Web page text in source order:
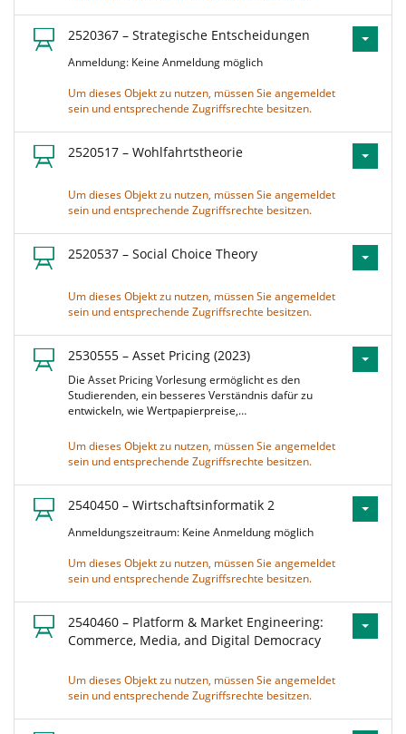
2520367 – Strategische Entscheidungen
Anmeldung: Keine Anmeldung möglich
Um dieses Objekt zu nutzen, müssen Sie angemeldet
sein und entsprechende Zugriffsrechte besitzen.
2520517 – Wohlfahrtstheorie
Um dieses Objekt zu nutzen, müssen Sie angemeldet
sein und entsprechende Zugriffsrechte besitzen.
2520537 – Social Choice Theory
Um dieses Objekt zu nutzen, müssen Sie angemeldet
sein und entsprechende Zugriffsrechte besitzen.
2530555 – Asset Pricing (2023)
Die Asset Pricing Vorlesung ermöglicht es den
Studierenden, ein besseres Verständnis dafür zu
entwickeln, wie Wertpapierpreise,…
Um dieses Objekt zu nutzen, müssen Sie angemeldet
sein und entsprechende Zugriffsrechte besitzen.
2540450 – Wirtschaftsinformatik 2
Anmeldungszeitraum: Keine Anmeldung möglich
Um dieses Objekt zu nutzen, müssen Sie angemeldet
sein und entsprechende Zugriffsrechte besitzen.
2540460 – Platform & Market Engineering:
Commerce, Media, and Digital Democracy
Um dieses Objekt zu nutzen, müssen Sie angemeldet
sein und entsprechende Zugriffsrechte besitzen.